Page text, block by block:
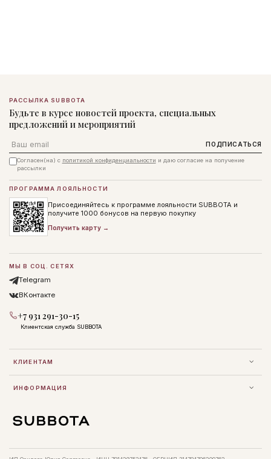
РАССЫЛКА SUBBOTA
Будьте в курсе новостей проекта, специальных
предложений и мероприятий
Email ПОДПИСАТЬСЯ
Согласен(на) с политикой конфиденциальности и даю согласие на получение
рассылки
КЛИЕНТАМ
ИНФОРМАЦИЯ
ПРОГРАММА ЛОЯЛЬНОСТИ
Присоединяйтесь к программе лояльности SUBBOTA и
получите 1000 бонусов на первую покупку
Получить карту →
МЫ В СОЦ. СЕТЯХ
Telegram
ВКонтакте
+7 931 291-30-15
Клиентская служба SUBBOTA